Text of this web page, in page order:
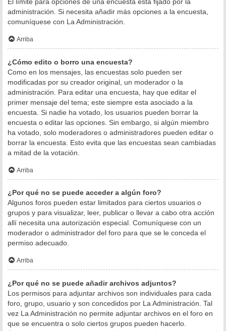
administración. Si necesita añadir más opciones a la encuesta,
comuníquese con La Administración.
Arriba
¿Cómo edito o borro una encuesta?
Como en los mensajes, las encuestas solo pueden ser
modificadas por su creador original, un moderador o la
administración. Para editar una encuesta, hay que editar el
primer mensaje del tema; este siempre esta asociado a la
encuesta. Si nadie ha votado, los usuarios pueden borrar la
encuesta o editar las opciones. Sin embargo, si algún miembro
ha votado, solo moderadores o administradores pueden editar o
borrar la encuesta. Esto evita que las encuestas sean cambiadas
a mitad de la votación.
Arriba
¿Por qué no se puede acceder a algún foro?
Algunos foros pueden estar limitados para ciertos usuarios o
grupos y para visualizar, leer, publicar o llevar a cabo otra acción
allí necesita una autorización especial. Comuníquese con un
moderador o administrador del foro para que se le conceda el
permiso adecuado.
Arriba
¿Por qué no se puede añadir archivos adjuntos?
Los permisos para adjuntar archivos son individuales para cada
foro, grupo, usuario y son concedidos por La Administración. Tal
vez La Administración no permite adjuntar archivos en el foro en
que se encuentra o solo ciertos grupos pueden hacerlo.